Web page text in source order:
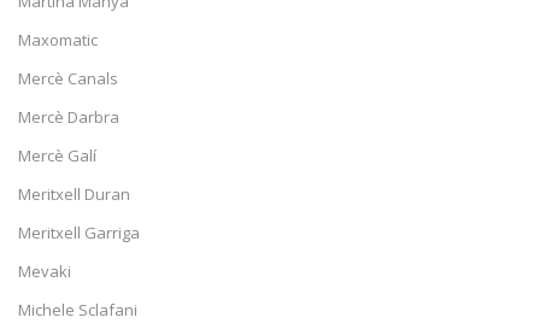
Maxomatic
Mercè Canals
Mercè Darbra
Mercè Galí
Meritxell Duran
Meritxell Garriga
Mevaki
Michele Sclafani